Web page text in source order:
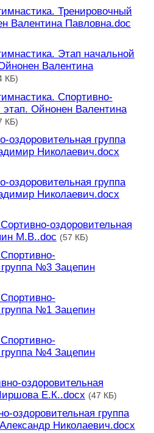
Тренировочный
Валентина Павловна.doc
Этап начальной
Валентина
КБ)
Спортивно-
этап. Ойнонен Валентина
КБ)
оздоровительная группа
Николаевич.docx
оздоровительная группа
Николаевич.docx
оздоровительная
М.В..doc (57 КБ)
группа №3 Зацепин
группа №1 Зацепин
группа №4 Зацепин
оздоровительная
Е.К..docx (47 КБ)
оздоровительная группа
Николаевич.docx